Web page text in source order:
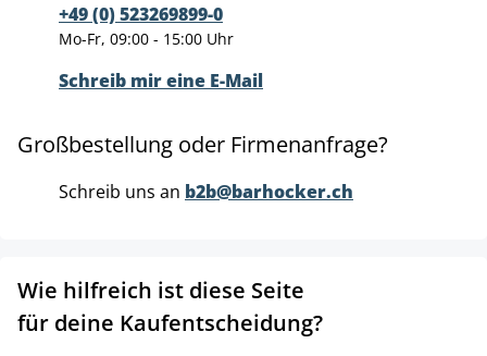
+49 (0) 523269899-0
Mo-Fr, 09:00 - 15:00 Uhr
Schreib mir eine E-Mail
Großbestellung oder Firmenanfrage?
Schreib uns an b2b@barhocker.ch
Wie hilfreich ist diese Seite
für deine Kaufentscheidung?